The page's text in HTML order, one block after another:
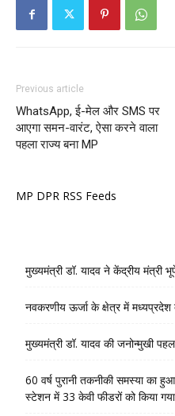
Previous article
WhatsApp, ई-मेल और SMS पर
आएगा समन-वारंट, ऐसा करने वाला
पहला राज्य बना MP
MP DPR RSS Feeds
मुख्यमंत्री डॉ. यादव ने केंद्रीय मंत्री
नवकरणीय ऊर्जा के क्षेत्र में मध्यप्रदेश
मुख्यमंत्री डॉ. यादव की जनोन्मुखी पहल
60 वर्ष पुरानी तकनीकी समस्या का
स्टेशन में 33 केवी फीडरों को किया